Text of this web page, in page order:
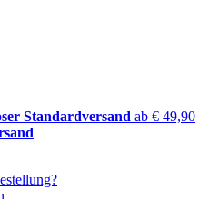
Standardversand ab € 49,90